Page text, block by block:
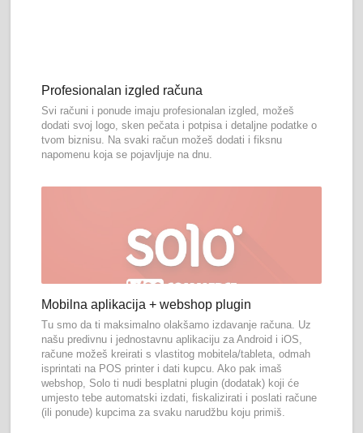
Profesionalan izgled računa
Svi računi i ponude imaju profesionalan izgled, možeš
dodati svoj logo, sken pečata i potpisa i detaljne podatke o
tvom biznisu. Na svaki račun možeš dodati i fiksnu
napomenu koja se pojavljuje na dnu.
Mobilna aplikacija + webshop plugin
Tu smo da ti maksimalno olakšamo izdavanje računa. Uz
našu predivnu i jednostavnu aplikaciju za Android i iOS,
račune možeš kreirati s vlastitog mobitela/tableta, odmah
isprintati na POS printer i dati kupcu. Ako pak imaš
webshop, Solo ti nudi besplatni plugin (dodatak) koji će
umjesto tebe automatski izdati, fiskalizirati i poslati račune
(ili ponude) kupcima za svaku narudžbu koju primiš.